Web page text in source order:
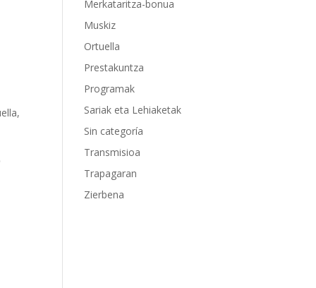
,
Merkataritza-bonua
Muskiz
Ortuella
Prestakuntza
Programak
Sariak eta Lehiaketak
Sin categoría
Transmisioa
Trapagaran
Zierbena